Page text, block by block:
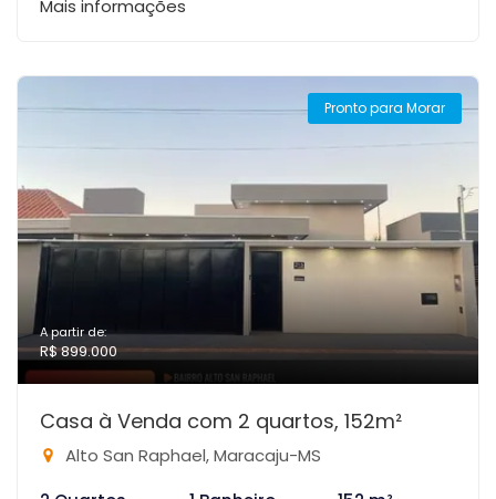
Mais informações
Pronto para Morar
A partir de:
R$ 899.000
Casa à Venda com 2 quartos, 152m²
Alto San Raphael, Maracaju-MS